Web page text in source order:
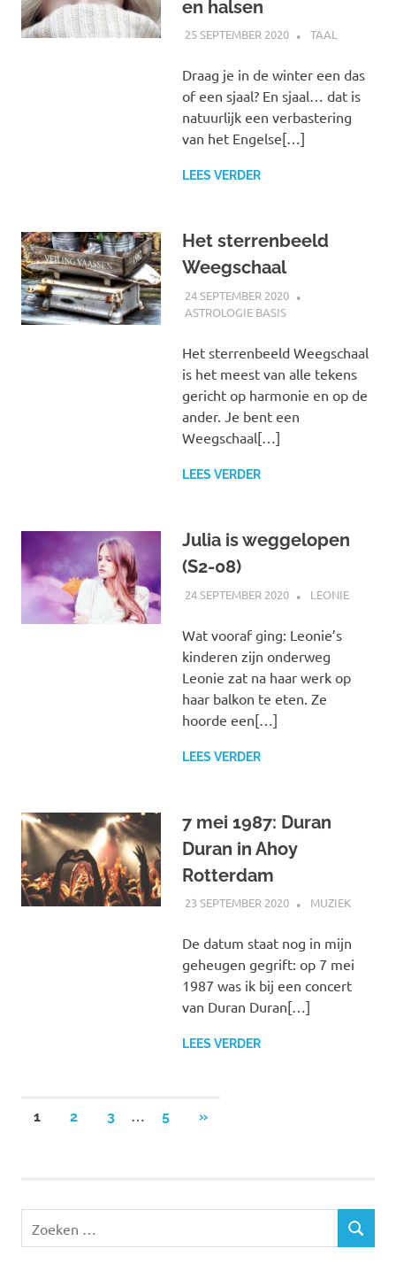
en halsen
25 SEPTEMBER 2020 MARJOLEIN
TAAL
Draag je in de winter een das
of een sjaal? En sjaal… dat is
natuurlijk een verbastering
van het Engelse[…]
LEES VERDER
Het sterrenbeeld
Weegschaal
24 SEPTEMBER 2020
ASTROLOGIE BASIS
Het sterrenbeeld Weegschaal
is het meest van alle tekens
gericht op harmonie en op de
ander. Je bent een
Weegschaal[…]
LEES VERDER
Julia is weggelopen
(S2-08)
24 SEPTEMBER 2020 MARJOLEIN
LEONIE
Wat vooraf ging: Leonie’s
kinderen zijn onderweg
Leonie zat na haar werk op
haar balkon te eten. Ze
hoorde een[…]
LEES VERDER
7 mei 1987: Duran
Duran in Ahoy
Rotterdam
23 SEPTEMBER 2020 MARJOLEIN
MUZIEK
De datum staat nog in mijn
geheugen gegrift: op 7 mei
1987 was ik bij een concert
van Duran Duran[…]
LEES VERDER
Berichten
1 2 3 … 5
VOLGENDE
»
naar:
ZOEKEN